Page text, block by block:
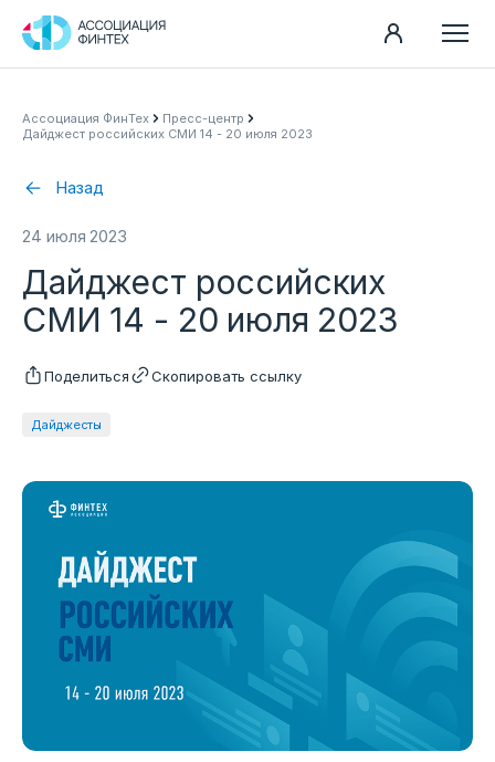
Ассоциация
Пресс-центр
Карьера
Контакты
Документы
Ассоциация ФинТех
Пресс-центр
Дайджест российских СМИ 14 - 20 июля 2023
Назад
24 июля 2023
Дайджесты
Дайджест российских
СМИ 14 - 20 июля 2023
Поделиться Скопировать ссылку